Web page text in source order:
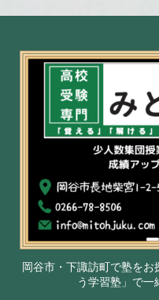
岡谷市・下諏訪町で塾を
う学習塾」で一